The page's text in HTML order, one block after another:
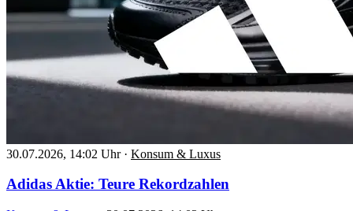
30.07.2026, 14:02 Uhr · Konsum & Luxus
Adidas Aktie: Teure Rekordzahlen